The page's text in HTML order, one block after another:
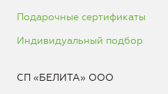
Подарочные сертификаты
Индивидуальный подбор
СП «БЕЛИТА» ООО